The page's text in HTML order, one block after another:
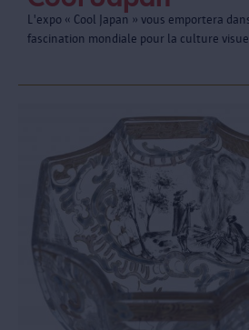
L'expo « Cool Japan » vous emportera
fascination mondiale pour la culture